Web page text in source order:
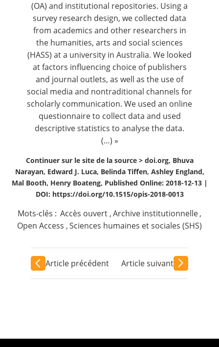
(OA) and institutional repositories. Using a
survey research design, we collected data
from academics and other researchers in
the humanities, arts and social sciences
(HASS) at a university in Australia. We looked
at factors influencing choice of publishers
and journal outlets, as well as the use of
social media and nontraditional channels for
scholarly communication. We used an online
questionnaire to collect data and used
descriptive statistics to analyse the data.
(…) »
Continuer sur le site de la source > doi.org, Bhuva
Narayan, Edward J. Luca, Belinda Tiffen, Ashley England,
Mal Booth, Henry Boateng, Published Online: 2018-12-13 |
DOI: https://doi.org/10.1515/opis-2018-0013
Mots-clés : Accès ouvert ,Archive institutionnelle,
Open Access ,Sciences humaines et sociales (SHS)
Article précédent Article suivant